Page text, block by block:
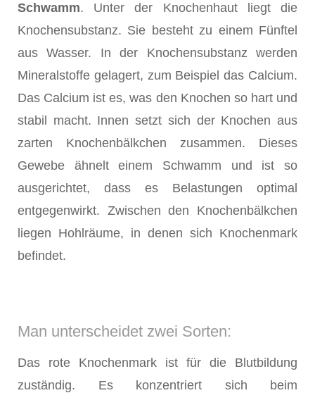
Schwamm. Unter der Knochenhaut liegt die
Knochensubstanz. Sie besteht zu einem Fünftel
aus Wasser. In der Knochensubstanz werden
Mineralstoffe gelagert, zum Beispiel das Calcium.
Das Calcium ist es, was den Knochen so hart und
stabil macht. Innen setzt sich der Knochen aus
zarten Knochenbälkchen zusammen. Dieses
Gewebe ähnelt einem Schwamm und ist so
ausgerichtet, dass es Belastungen optimal
entgegenwirkt. Zwischen den Knochenbälkchen
liegen Hohlräume, in denen sich Knochenmark
befindet.
Man unterscheidet zwei Sorten:
Das rote Knochenmark ist für die Blutbildung
zuständig. Es konzentriert sich beim